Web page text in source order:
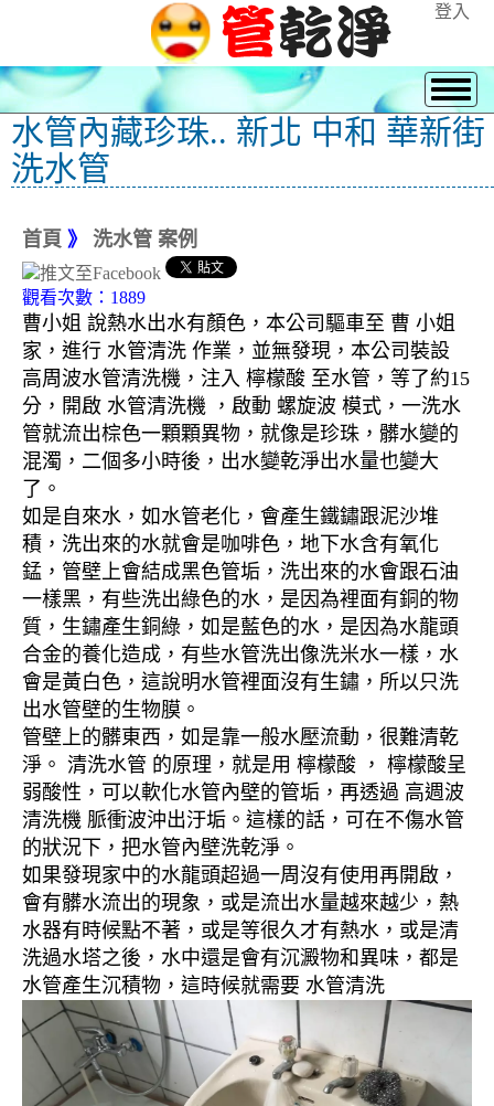
登入
水管內藏珍珠.. 新北 中和 華新街
洗水管
首頁 》 洗水管 案例
觀看次數：1889
曹小姐 說熱水出水有顏色，本公司驅車至 曹 小姐
家，進行 水管清洗 作業，並無發現，本公司裝設
高周波水管清洗機，注入 檸檬酸 至水管，等了約15
分，開啟 水管清洗機 ，啟動 螺旋波 模式，一洗水
管就流出棕色一顆顆異物，就像是珍珠，髒水變的
混濁，二個多小時後，出水變乾淨出水量也變大
了。
如是自來水，如水管老化，會產生鐵鏽跟泥沙堆
積，洗出來的水就會是咖啡色，地下水含有氧化
錳，管壁上會結成黑色管垢，洗出來的水會跟石油
一樣黑，有些洗出綠色的水，是因為裡面有銅的物
質，生鏽產生銅綠，如是藍色的水，是因為水龍頭
合金的養化造成，有些水管洗出像洗米水一樣，水
會是黃白色，這說明水管裡面沒有生鏽，所以只洗
出水管壁的生物膜。
管壁上的髒東西，如是靠一般水壓流動，很難清乾
淨。 清洗水管 的原理，就是用 檸檬酸 ， 檸檬酸呈
弱酸性，可以軟化水管內壁的管垢，再透過 高週波
清洗機 脈衝波沖出汙垢。這樣的話，可在不傷水管
的狀況下，把水管內壁洗乾淨。
如果發現家中的水龍頭超過一周沒有使用再開啟，
會有髒水流出的現象，或是流出水量越來越少，熱
水器有時候點不著，或是等很久才有熱水，或是清
洗過水塔之後，水中還是會有沉澱物和異味，都是
水管產生沉積物，這時候就需要 水管清洗